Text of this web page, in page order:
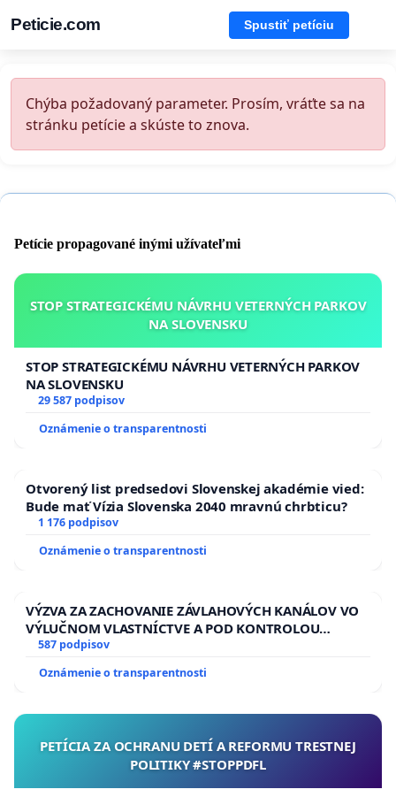
Peticie.com Spustiť petíciu
Chýba požadovaný parameter. Prosím, vráťte sa na
stránku petície a skúste to znova.
Petície propagované inými užívateľmi
STOP STRATEGICKÉMU NÁVRHU VETERNÝCH PARKOV
NA SLOVENSKU
STOP STRATEGICKÉMU NÁVRHU VETERNÝCH PARKOV
NA SLOVENSKU
29 587 podpisov
Oznámenie o transparentnosti
Otvorený list predsedovi Slovenskej akadémie vied:
Bude mať Vízia Slovenska 2040 mravnú chrbticu?
1 176 podpisov
Oznámenie o transparentnosti
VÝZVA ZA ZACHOVANIE ZÁVLAHOVÝCH KANÁLOV VO
VÝLUČNOM VLASTNÍCTVE A POD KONTROLOU
SLOVENSKEJ REPUBLIKY & žiadosť na riešenie
zanedbaného stavu závlahových a odvodňovacích
kanálov na Slovensku
587 podpisov
Oznámenie o transparentnosti
PETÍCIA ZA OCHRANU DETÍ A REFORMU TRESTNEJ
POLITIKY #STOPPDFL